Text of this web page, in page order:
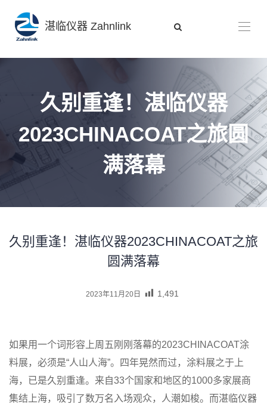
湛临仪器 Zahnlink
久别重逢！湛临仪器
2023CHINACOAT之旅圆
满落幕
久别重逢！湛临仪器2023CHINACOAT之旅
圆满落幕
2023年11月20日 1,491
如果用一个词形容上周五刚刚落幕的2023CHINACOAT涂
料展，必须是“人山人海”。四年晃然而过，涂料展之于上
海，已是久别重逢。来自33个国家和地区的1000多家展商
集结上海，吸引了数万名入场观众，人潮如梭。而湛临仪器